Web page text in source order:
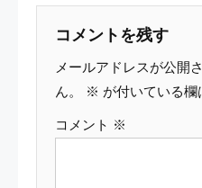
ビ
ゲ
ー
シ
コメントを残す
メールアドレスが公開
ん。
※ が付いている
コメント ※